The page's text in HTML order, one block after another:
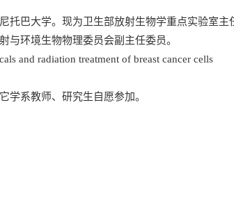
托巴大学。现为卫生部放射生物学重点实验室主
与环境生物物理委员会副主任委员。
and radiation treatment of breast cancer cells
学系教师、研究生自愿参加。